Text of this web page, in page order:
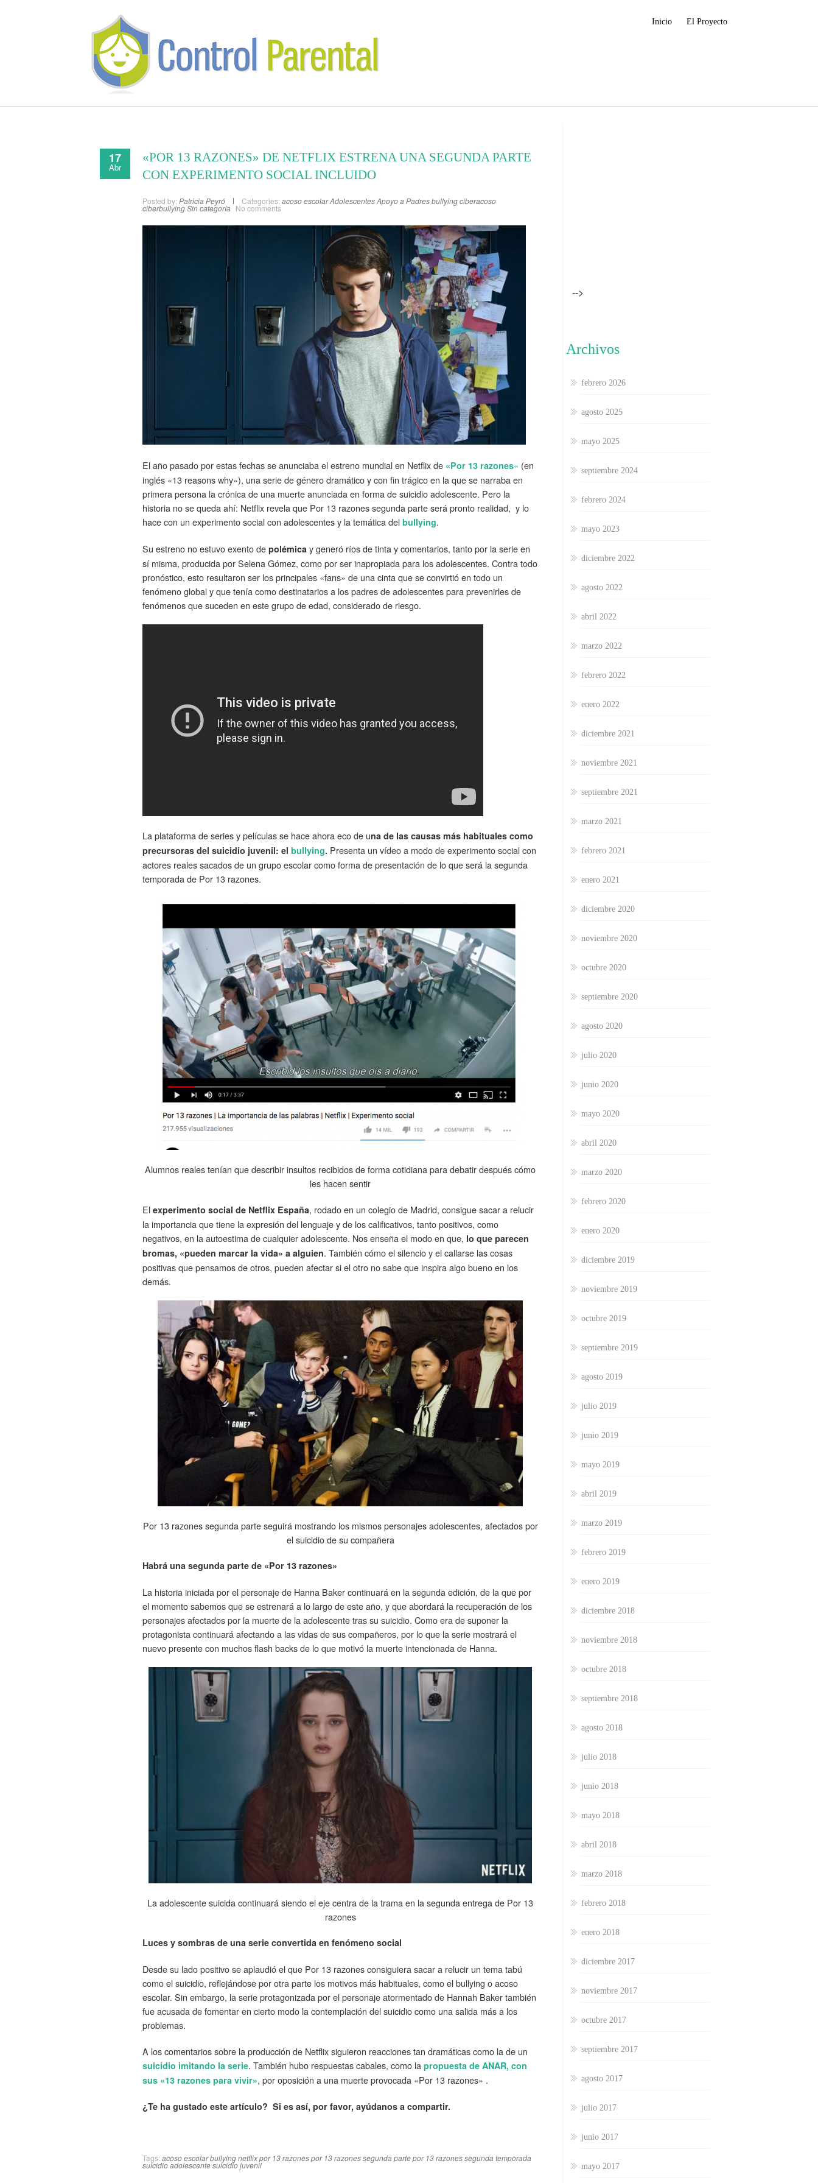
Inicio El Proyecto
17
Abr
«POR 13 RAZONES» DE NETFLIX ESTRENA UNA SEGUNDA PARTE
CON EXPERIMENTO SOCIAL INCLUIDO
Posted by: Patricia Peyró Categories: acoso escolarAdolescentesApoyo a Padresbullyingciberacoso
ciberbullyingSin categoría No comments
El año pasado por estas fechas se anunciaba el estreno mundial en Netflix de «Por 13 razones« (en
inglés «13 reasons why»), una serie de género dramático y con fin trágico en la que se narraba en
primera persona la crónica de una muerte anunciada en forma de suicidio adolescente. Pero la
historia no se queda ahí: Netflix revela que Por 13 razones segunda parte será pronto realidad, y lo
hace con un experimento social con adolescentes y la temática del bullying.
Su estreno no estuvo exento de polémica y generó ríos de tinta y comentarios, tanto por la serie en
sí misma, producida por Selena Gómez, como por ser inapropiada para los adolescentes. Contra todo
pronóstico, esto resultaron ser los principales «fans» de una cinta que se convirtió en todo un
fenómeno global y que tenía como destinatarios a los padres de adolescentes para prevenirles de
fenómenos que suceden en este grupo de edad, considerado de riesgo.
La plataforma de series y películas se hace ahora eco de una de las causas más habituales como
precursoras del suicidio juvenil: el bullying. Presenta un vídeo a modo de experimento social con
actores reales sacados de un grupo escolar como forma de presentación de lo que será la segunda
temporada de Por 13 razones.
Alumnos reales tenían que describir insultos recibidos de forma cotidiana para debatir después cómo
les hacen sentir
El experimento social de Netflix España, rodado en un colegio de Madrid, consigue sacar a relucir
la importancia que tiene la expresión del lenguaje y de los calificativos, tanto positivos, como
negativos, en la autoestima de cualquier adolescente. Nos enseña el modo en que, lo que parecen
bromas, «pueden marcar la vida» a alguien. También cómo el silencio y el callarse las cosas
positivas que pensamos de otros, pueden afectar si el otro no sabe que inspira algo bueno en los
demás.
Por 13 razones segunda parte seguirá mostrando los mismos personajes adolescentes, afectados por
el suicidio de su compañera
Habrá una segunda parte de «Por 13 razones»
La historia iniciada por el personaje de Hanna Baker continuará en la segunda edición, de la que por
el momento sabemos que se estrenará a lo largo de este año, y que abordará la recuperación de los
personajes afectados por la muerte de la adolescente tras su suicidio. Como era de suponer la
protagonista continuará afectando a las vidas de sus compañeros, por lo que la serie mostrará el
nuevo presente con muchos flash backs de lo que motivó la muerte intencionada de Hanna.
La adolescente suicida continuará siendo el eje centra de la trama en la segunda entrega de Por 13
razones
Luces y sombras de una serie convertida en fenómeno social
Desde su lado positivo se aplaudió el que Por 13 razones consiguiera sacar a relucir un tema tabú
como el suicidio, reflejándose por otra parte los motivos más habituales, como el bullying o acoso
escolar. Sin embargo, la serie protagonizada por el personaje atormentado de Hannah Baker también
fue acusada de fomentar en cierto modo la contemplación del suicidio como una salida más a los
problemas.
A los comentarios sobre la producción de Netflix siguieron reacciones tan dramáticas como la de un
suicidio imitando la serie. También hubo respuestas cabales, como la propuesta de ANAR, con
sus «13 razones para vivir», por oposición a una muerte provocada «Por 13 razones» .
¿Te ha gustado este artículo? Si es así, por favor, ayúdanos a compartir.
Tags: acoso escolarbullyingnetflixpor 13 razonespor 13 razones segunda partepor 13 razones segunda temporada
suicidio adolescentesuicidio juvenil
-->
Archivos
febrero 2026
agosto 2025
mayo 2025
septiembre 2024
febrero 2024
mayo 2023
diciembre 2022
agosto 2022
abril 2022
marzo 2022
febrero 2022
enero 2022
diciembre 2021
noviembre 2021
septiembre 2021
marzo 2021
febrero 2021
enero 2021
diciembre 2020
noviembre 2020
octubre 2020
septiembre 2020
agosto 2020
julio 2020
junio 2020
mayo 2020
abril 2020
marzo 2020
febrero 2020
enero 2020
diciembre 2019
noviembre 2019
octubre 2019
septiembre 2019
agosto 2019
julio 2019
junio 2019
mayo 2019
abril 2019
marzo 2019
febrero 2019
enero 2019
diciembre 2018
noviembre 2018
octubre 2018
septiembre 2018
agosto 2018
julio 2018
junio 2018
mayo 2018
abril 2018
marzo 2018
febrero 2018
enero 2018
diciembre 2017
noviembre 2017
octubre 2017
septiembre 2017
agosto 2017
julio 2017
junio 2017
mayo 2017